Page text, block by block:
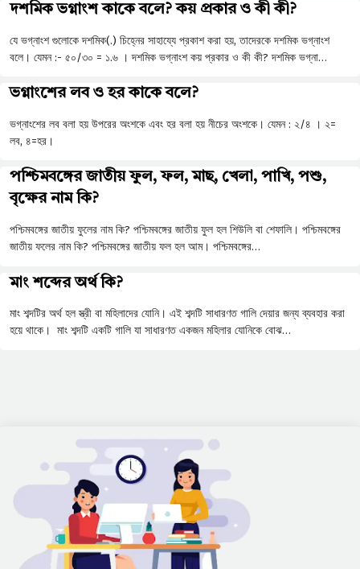
দশমিক ভগ্নাংশ কাকে বলে? কয় প্রকার ও কী কী?
যে ভগ্নাংশ গুলোকে দশমিক(.) চিহ্নের সাহায্যে প্রকাশ করা হয়, তাদেরকে দশমিক ভগ্নাংশ
বলে। যেমন :- ৫০/৩০ = ১.৬ । দশমিক ভগ্নাংশ কয় প্রকার ও কী কী? দশমিক ভগ্না…
ভগ্নাংশের লব ও হর কাকে বলে?
ভগ্নাংশের লব বলা হয় উপরের অংশকে এবং হর বলা হয় নীচের অংশকে। যেমন : ২/৪ । ২=
লব, ৪=হর।
পশ্চিমবঙ্গের জাতীয় ফুল, ফল, মাছ, খেলা, পাখি, পশু,
বৃক্ষের নাম কি?
পশ্চিমবঙ্গের জাতীয় ফুলের নাম কি? পশ্চিমবঙ্গের জাতীয় ফুল হল শিউলি বা শেফালি। পশ্চিমবঙ্গের
জাতীয় ফলের নাম কি? পশ্চিমবঙ্গের জাতীয় ফল হল আম। পশ্চিমবঙ্গের…
মাং শব্দের অর্থ কি?
মাং শব্দটির অর্থ হল স্ত্রী বা মহিলাদের যোনি। এই শব্দটি সাধারণত গালি দেয়ার জন্য ব্যবহার করা
হয়ে থাকে। মাং শব্দটি একটি গালি যা সাধারণত একজন মহিলার যোনিকে বোঝ…